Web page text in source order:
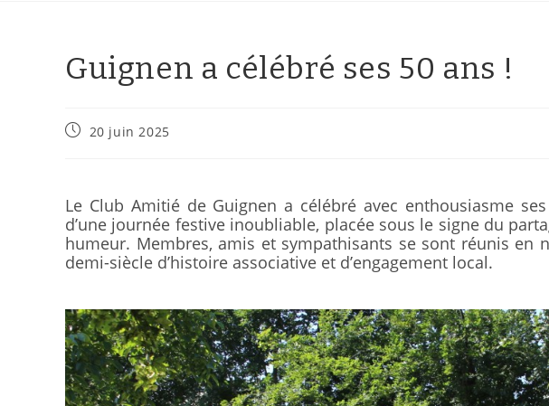
Guignen a célébré ses 50 ans !
20 juin 2025
Le Club Amitié de Guignen a célébré avec enthousiasme
d’une journée festive inoubliable, placée sous le signe du
humeur. Membres, amis et sympathisants se sont réunis en
demi-siècle d’histoire associative et d’engagement local.